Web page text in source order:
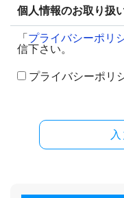
個人情報のお取り扱
「 プライバシーポリ
信下さい。
プライバシーポリ